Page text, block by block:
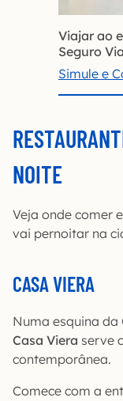
Viajar ao
Seguro
Simule e
NOITE
Veja onde comer
vai pernoitar na
CASA VIERA
Numa esquina da
Casa Viera serve
contemporânea.
Comece com a